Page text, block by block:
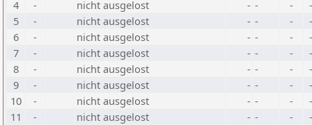
4 - nicht ausgelost - - -
5
- nicht ausgelost - - -
6
- nicht ausgelost - - -
7
- nicht ausgelost - - -
8
- nicht ausgelost - - -
9
- nicht ausgelost - - -
10
- nicht ausgelost - - -
11
- nicht ausgelost - - -